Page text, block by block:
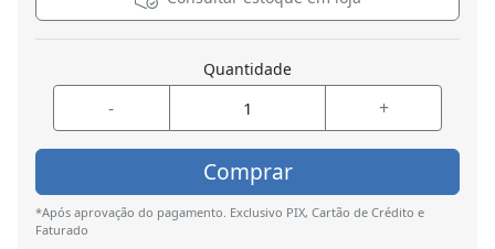
Quantidade
- +
Comprar
*Após aprovação do pagamento. Exclusivo PIX, Cartão de Crédito e
Faturado